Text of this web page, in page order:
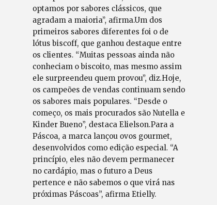
optamos por sabores clássicos, que
agradam a maioria”, afirma.Um dos
primeiros sabores diferentes foi o de
lótus biscoff, que ganhou destaque entre
os clientes. “Muitas pessoas ainda não
conheciam o biscoito, mas mesmo assim
ele surpreendeu quem provou”, diz.Hoje,
os campeões de vendas continuam sendo
os sabores mais populares. “Desde o
começo, os mais procurados são Nutella e
Kinder Bueno”, destaca Elielson.Para a
Páscoa, a marca lançou ovos gourmet,
desenvolvidos como edição especial. “A
princípio, eles não devem permanecer
no cardápio, mas o futuro a Deus
pertence e não sabemos o que virá nas
próximas Páscoas”, afirma Etielly.